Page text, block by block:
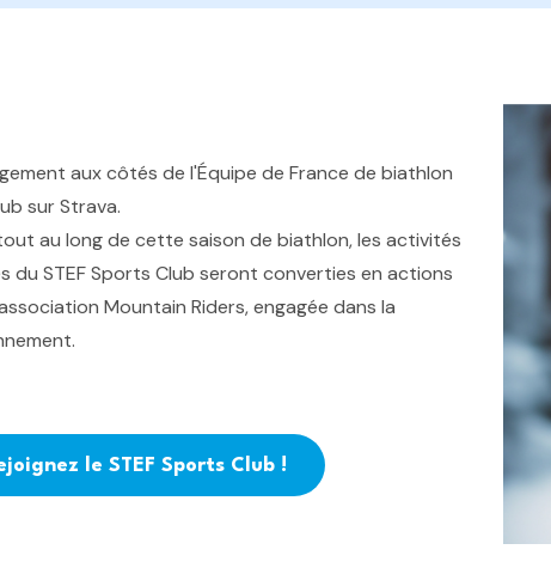
aux côtés de l'Équipe de France de biathlon
sur Strava.
au long de cette saison de biathlon, les activités
du STEF Sports Club seront converties en actions
Mountain Riders, engagée dans la
le STEF Sports Club !